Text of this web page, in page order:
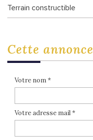
Terrain constructible
cette annonce
Votre nom *
Votre adresse mail *